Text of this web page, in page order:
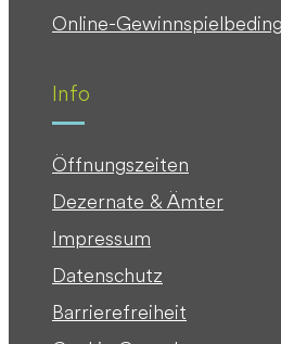
Online-
Info
Öffnungszeiten
Dezernate & Ämter
Impressum
Datenschutz
Barrierefreiheit